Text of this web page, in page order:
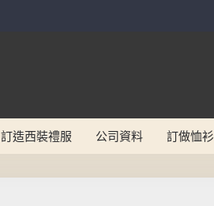
訂造西裝禮服 公司資料 訂做恤衫